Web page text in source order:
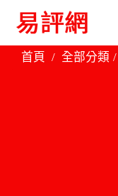
首頁 全部分類